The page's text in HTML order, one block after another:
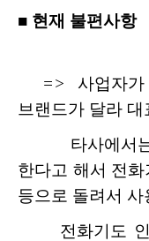
■ 현재 불편사항
=> 사업자가
브랜드가 달라 대
타사에서
한다고 해서 전화
등으로 돌려서 사
전화기도